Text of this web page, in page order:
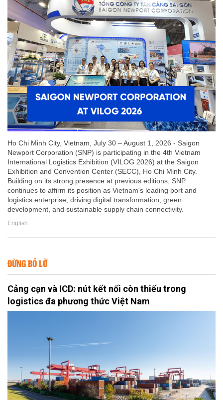
Ho Chi Minh City, Vietnam, July 30 – August 1, 2026 - Saigon
Newport Corporation (SNP) is participating in the 4th Vietnam
International Logistics Exhibition (VILOG 2026) at the Saigon
Exhibition and Convention Center (SECC), Ho Chi Minh City.
Building on its strong presence at previous editions, SNP
continues to affirm its position as Vietnam's leading port and
logistics enterprise, driving digital transformation, green
development, and sustainable supply chain connectivity.
English
ĐỪNG BỎ LỠ
Cảng cạn và ICD: nút kết nối còn thiếu trong
logistics đa phương thức Việt Nam